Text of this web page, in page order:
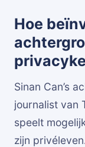
Hoe
Sinan Can’s
journalist van
speelt
zijn